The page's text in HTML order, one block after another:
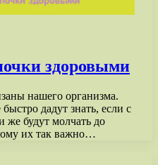
здоровыми
нашего организма.
дадут знать, если с
же будут молчать до
их так важно…